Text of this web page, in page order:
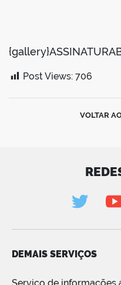
Post Views: 706
VOLTAR
DEMAIS SERVIÇOS